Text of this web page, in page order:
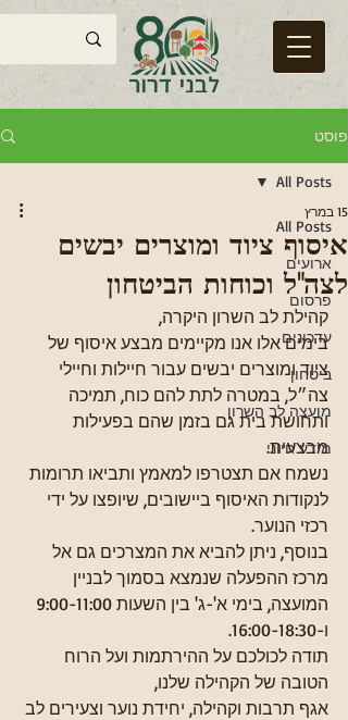
פוסט
All Posts
ארועים
פרסום
עדכונים
ביטחון
מועצה לב השרון
מידע חיוני
All Posts
איסוף ציוד ומוצרים יבשים
לצה"ל וכוחות הביטחון
15 במרץ
קהילת לב השרון היקרה,
בימים אלו אנו מקיימים מבצע איסוף של
ציוד ומוצרים יבשים עבור חיילות וחיילי
צה״ל, במטרה לתת להם כוח, תמיכה
ותחושת בית גם בזמן שהם בפעילות
מבצעית.
נשמח אם תצטרפו למאמץ ותביאו תרומות
לנקודות האיסוף ביישובים, שיופצו על ידי
רכזי הנוער.
בנוסף, ניתן להביא את המצרכים גם אל
מרכז ההפעלה שנמצא בסמוך לבניין
ו-16:00-18:30.
תודה לכולכם על ההירתמות ועל הרוח
הטובה של הקהילה שלנו,
אגף תרבות וקהילה, יחידת נוער וצעירים לב